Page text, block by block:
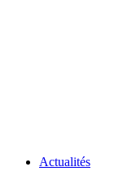
Actualités